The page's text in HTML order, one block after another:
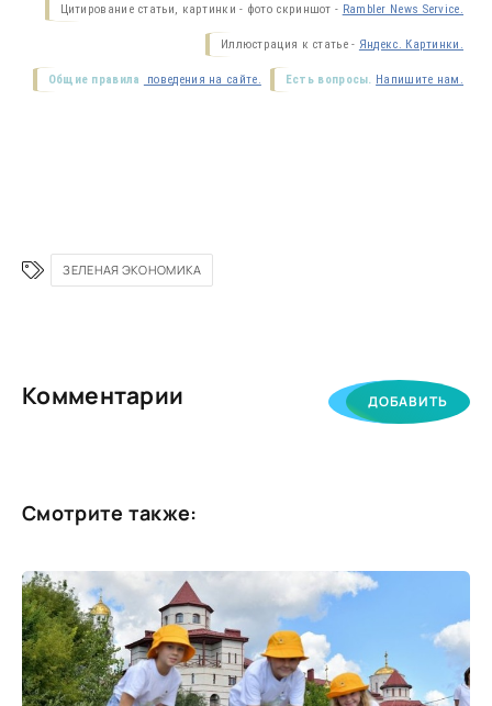
Цитирование статьи, картинки - фото скриншот - Rambler News Service.
Иллюстрация к статье - Яндекс. Картинки.
Есть вопросы. Напишите нам.
Общие правила поведения на сайте.
ЗЕЛЕНАЯ ЭКОНОМИКА
Комментарии ДОБАВИТЬ
Смотрите также: